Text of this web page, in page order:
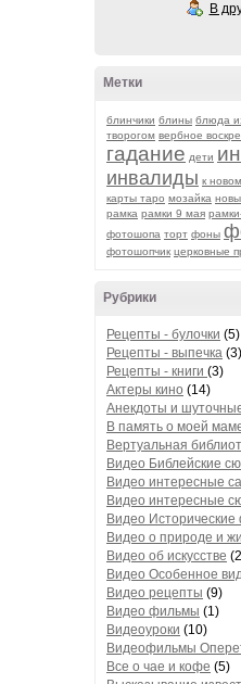
В
Метки
блинчики блины блюда
творогом вербное
гадание дети
инвалиды к
карты таро мозайка
рамка рамки 9 мая
фотошопа торт фоны
фотошопчик церковные
Рубрики
Рецепты - булочки (5)
Рецепты - выпечка (3)
Рецепты - книги (3)
Актеры кино (14)
Анекдоты и
В память о моей
Вертуальная
Видео Библейские
Видео интересные
Видео интересные
Видео
Видео о природе и
Видео об искусстве
Видео Особенное
Видео рецепты (9)
Видео фильмы (1)
Видеоуроки (10)
Видеофильмы
Все о чае и кофе (5)